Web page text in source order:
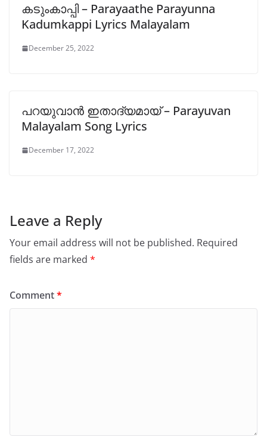
കടുംകാപ്പി – Parayaathe Parayunna
Kadumkappi Lyrics Malayalam
December 25, 2022
പറയുവാൻ ഇതാദ്യമായ് – Parayuvan
Malayalam Song Lyrics
December 17, 2022
Leave a Reply
Your email address will not be published. Required
fields are marked *
Comment*